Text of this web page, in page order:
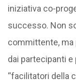
iniziativa co-
successo. Non
committente, ma
dai partecipanti
“facilitatori della